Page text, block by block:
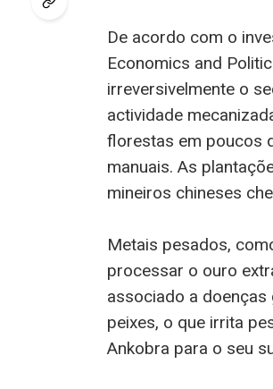
De acordo com o
Economics and
irreversivelmente o
actividade
florestas em poucos
manuais. As
mineiros chineses
Metais pesados,
processar o ouro
associado a
peixes, o que irrita
Ankobra para o seu